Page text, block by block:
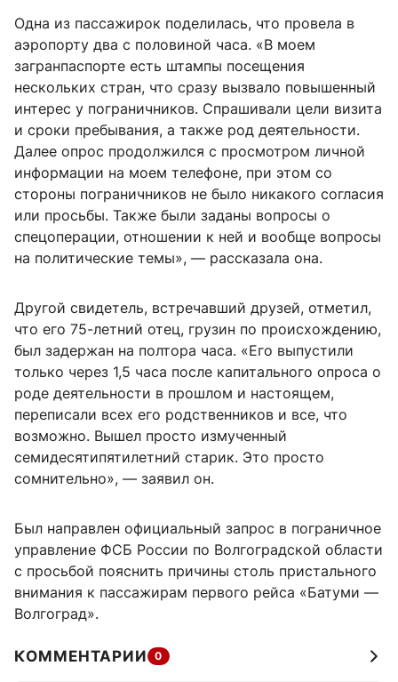
Одна из пассажирок поделилась, что провела в
аэропорту два с половиной часа. «В моем
загранпаспорте есть штампы посещения
нескольких стран, что сразу вызвало повышенный
интерес у пограничников. Спрашивали цели визита
и сроки пребывания, а также род деятельности.
Далее опрос продолжился с просмотром личной
информации на моем телефоне, при этом со
стороны пограничников не было никакого согласия
или просьбы. Также были заданы вопросы о
спецоперации, отношении к ней и вообще вопросы
на политические темы», — рассказала она.
Другой свидетель, встречавший друзей, отметил,
что его 75-летний отец, грузин по происхождению,
был задержан на полтора часа. «Его выпустили
только через 1,5 часа после капитального опроса о
роде деятельности в прошлом и настоящем,
переписали всех его родственников и все, что
возможно. Вышел просто измученный
семидесятипятилетний старик. Это просто
сомнительно», — заявил он.
Был направлен официальный запрос в пограничное
управление ФСБ России по Волгоградской области
с просьбой пояснить причины столь пристального
внимания к пассажирам первого рейса «Батуми —
Волгоград».
КОММЕНТАРИИ 0